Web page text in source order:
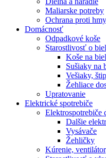
Maliarske potreby
Ochrana proti
Domácnosť
Odpadkové koše
Starostlivosť o
Koše na
Sušiaky na
Vešiaky,
Žehliace
Upratovanie
Elektrické spotrebiče
Elektrospotrebiče
Dalšie
Vysávače
Žehličky
Kúrenie,